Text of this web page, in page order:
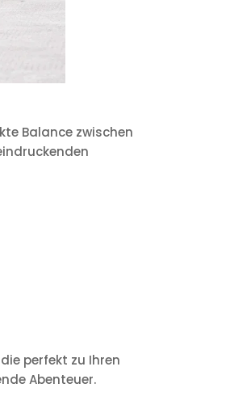
Balance zwischen
perfekt zu Ihren
Abenteuer.